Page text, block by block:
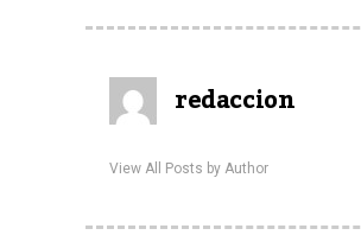
redaccion
View All Posts by Author